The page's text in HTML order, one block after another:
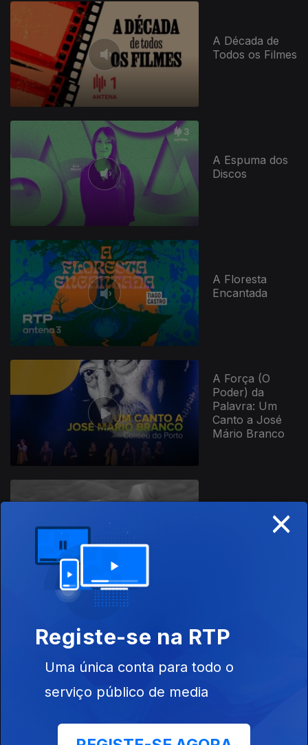
A Década de
Todos os Filmes
A Espuma dos
Discos
A Floresta
Encantada
A Força (O
Poder) da
Palavra: Um
Canto a José
Mário Branco
A Fuga da Arte
A Guitarra de
×
Registe-se na RTP
Uma única conta para todo o
serviço público de media